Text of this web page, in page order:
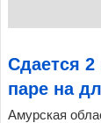
Сдается 2
паре на
Амурская